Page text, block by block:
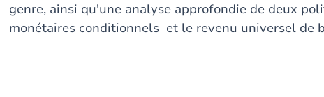
genre, ainsi qu'une analyse approfondie de deux
monétaires conditionnels et le revenu universel de